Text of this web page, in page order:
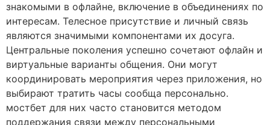
знакомыми в офлайне, включение в объединениях по
интересам. Телесное присутствие и личный связь
являются значимыми компонентами их досуга.
Центральные поколения успешно сочетают офлайн и
виртуальные варианты общения. Они могут
координировать мероприятия через приложения, но
выбирают тратить часы сообща персонально.
мостбет для них часто становится методом
поддержания связи между персональными